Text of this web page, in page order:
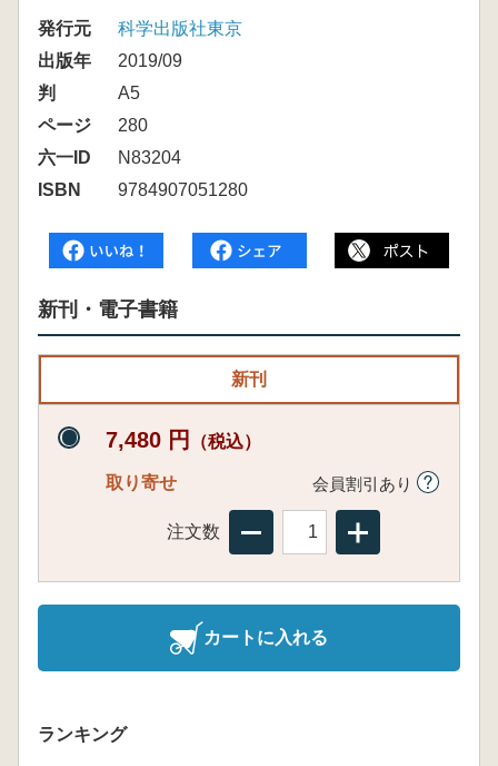
発行元
科学出版社東京
出版年
2019/09
判
A5
ページ
280
六一ID
N83204
ISBN
9784907051280
新刊・電子書籍
新刊
7,480 円 （税込）
取り寄せ 会員割引あり
注文数
カートに入れる
ランキング